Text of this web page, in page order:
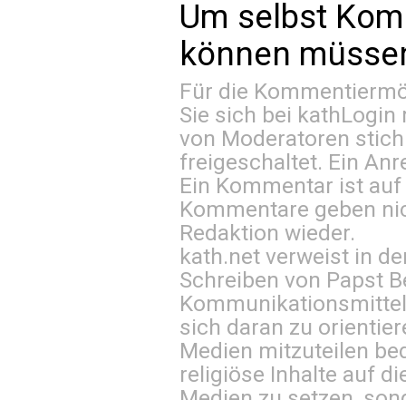
Um selbst
können
Für die
Sie sich bei kathLogin
von Moderatoren
freigeschaltet. Ein
Ein Kommentar ist
Kommentare geben
Redaktion wieder.
kath.net verweist in
Schreiben von Papst
sich daran zu
Medien mitzuteilen
religiöse Inhalte auf